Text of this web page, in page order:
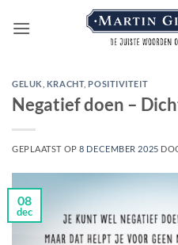
naar
GELUK KRACHT, POSITIVITEIT
Negatief doen –
GEPLAATST OP8 DECEMBER 2025
08
dec